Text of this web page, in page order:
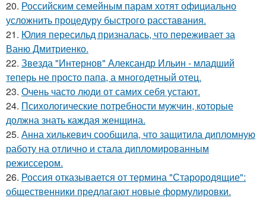
20. Российским семейным парам хотят официально
усложнить процедуру быстрого расставания.
21. Юлия пересильд призналась, что переживает за
Ваню Дмитриенко.
22. Звезда "Интернов" Александр Ильин - младший
теперь не просто папа, а многодетный отец.
23. Очень часто люди от самих себя устают.
24. Психологические потребности мужчин, которые
должна знать каждая женщина.
25. Анна хилькевич сообщила, что защитила дипломную
работу на отлично и стала дипломированным
режиссером.
26. Россия отказывается от термина "Старородящие":
общественники предлагают новые формулировки.